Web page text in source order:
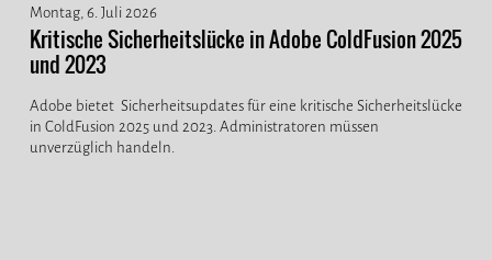
Montag, 6. Juli 2026
Kritische Sicherheitslücke in Adobe ColdFusion 2025
und 2023
Adobe bietet Sicherheitsupdates für eine kritische Sicherheitslücke
in ColdFusion 2025 und 2023. Administratoren müssen
unverzüglich handeln.